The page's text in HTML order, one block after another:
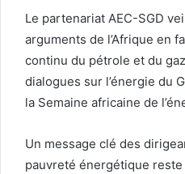
Le partenariat AEC-SGD
arguments de l’Afrique en
continu du pétrole et du
dialogues sur l’énergie du
la Semaine africaine de
Un message clé des
pauvreté énergétique